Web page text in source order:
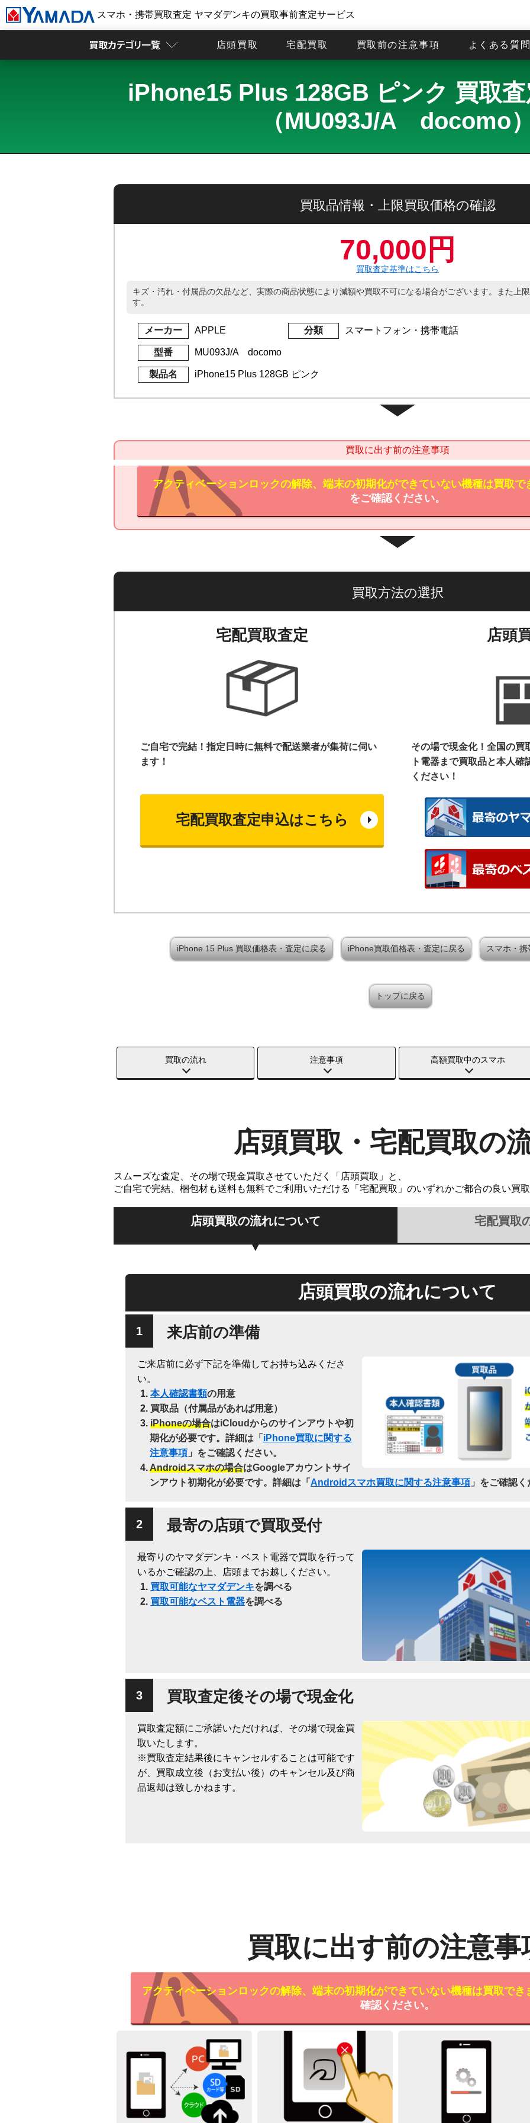
スマホ・携帯買取査定 ヤマダデンキの買取事前査定サービス
店頭買取 宅配買取 買取前の注意事項 よくある質
iPhone15 Plus 128GB ピンク 買取
（MU093J/A docomo
買取品情報・上限買取価格の確認
70,000円
買取査定基準はこちら
キズ・汚れ・付属品の欠品など、実際の商品状態により減額や買取不可になる場合がございます。また上
す。
メーカー APPLE 分類 スマートフォン・携帯電話
型番 MU093J/A docomo
製品名 iPhone15 Plus 128GB ピンク
買取に出す前の注意事項
アクティベーションロックの解除、端末の初期化ができていない機種は買取で
をご確認ください。
買取方法の選択
宅配買取査定
ご自宅で完結！指定日時に無料で配送業者が集荷に伺い
ます！
宅配買取査定申込はこちら
店頭
その場で現金化！全国の買
ト電器まで買取品と本人確
ください！
iPhone 15 Plus 買取価格表・査定に戻る iPhone買取価格表・査定に戻る スマホ・携
トップに戻る
買取の流れ 注意事項 高額買取中のスマホ
店頭買取・宅配買取の
スムーズな査定、その場で現金買取させていただく「店頭買取」と、
ご自宅で完結、梱包材も送料も無料でご利用いただける「宅配買取」のいずれかご都合の良い買
店頭買取の流れについて 宅配買取
店頭買取の流れについて
来店前の準備
ご来店前に必ず下記を準備してお持ち込みくださ
い。
本人確認書類の用意
買取品（付属品があれば用意）
iPhoneの場合はiCloudからのサインアウトや初
期化が必要です。詳細は「 iPhone買取に関する
注意事項 」をご確認ください。
Androidスマホの場合はGoogleアカウントサイ
ンアウト初期化が必要です。詳細は「 Androidスマホ買取に関する注意事項 」をご確認
最寄の店頭で買取受付
最寄りのヤマダデンキ・ベスト電器で買取を行って
いるかご確認の上、店頭までお越しください。
買取可能なヤマダデンキを調べる
買取可能なベスト電器を調べる
買取査定後その場で現金化
買取査定額にご承諾いただければ、その場で現金買
取いたします。
※買取査定結果後にキャンセルすることは可能です
が、買取成立後（お支払い後）のキャンセル及び商
品返却は致しかねます。
買取に出す前の注意事
アクティベーションロックの解除、端末の初期化ができていない機種は買取でき
確認ください。